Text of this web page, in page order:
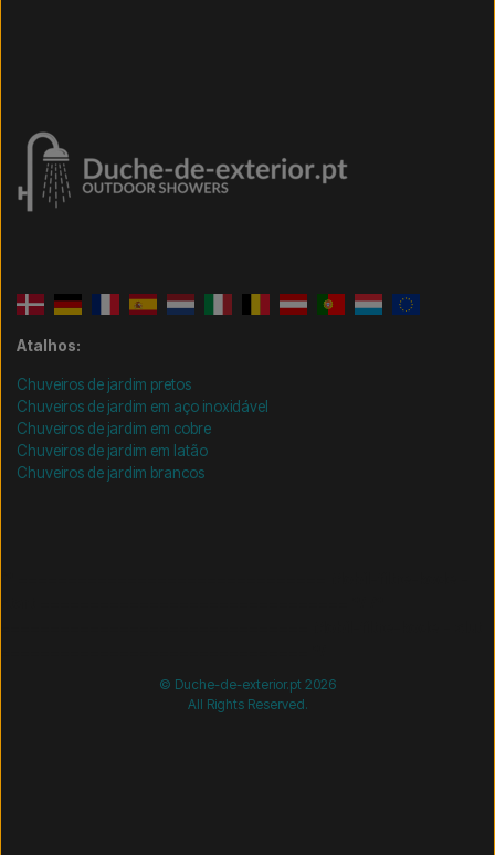
Atalhos:
Chuveiros de jardim pretos
Chuveiros de jardim em aço inoxidável
Chuveiros de jardim em cobre
Chuveiros de jardim em latão
Chuveiros de jardim brancos
© Duche-de-exterior.pt 2026
All Rights Reserved.